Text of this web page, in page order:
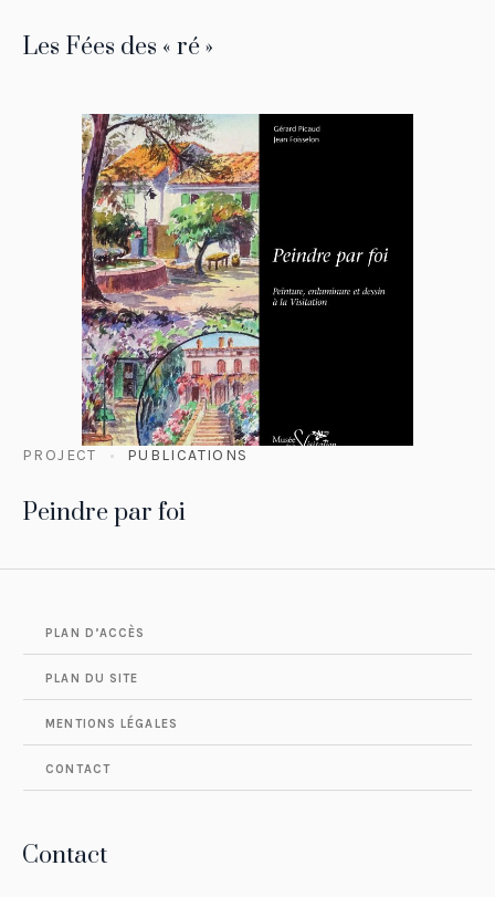
Les Fées des « ré »
PROJECT PUBLICATIONS
Peindre par foi
PLAN D’ACCÈS
PLAN DU SITE
MENTIONS LÉGALES
CONTACT
Contact